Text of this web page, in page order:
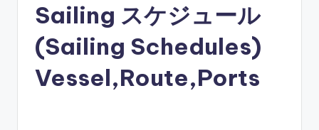
Sailing スケジュール
(Sailing Schedules)
Vessel,Route,Ports